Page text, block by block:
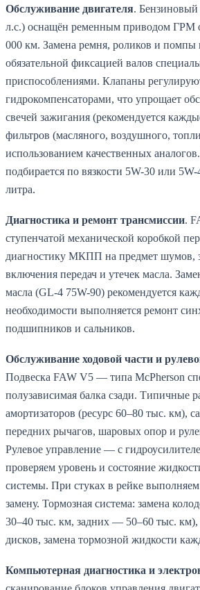
Обслуживание двигателя. Бензиновый
л.с.) оснащён ременным приводом ГРМ
000 км. Замена ремня, роликов и помпы
обязательной фиксацией валов
приспособлениями. Клапаны
гидрокомпенсаторами, что упрощает
свечей зажигания (рекомендуется
фильтров (масляного, воздушного,
использованием качественных
подбирается по вязкости 5W-30 или
литра.
Диагностика и ремонт трансмиссии.
ступенчатой механической коробкой
диагностику МКПП на предмет шумов,
включения передач и утечек масла.
масла (GL-4 75W-90) рекомендуется
необходимости выполняется ремонт
подшипников и сальников.
Обслуживание ходовой части и
Подвеска FAW V5 — типа McPherson
полузависимая балка сзади. Типичные
амортизаторов (ресурс 60–80 тыс. км),
передних рычагов, шаровых опор и
Рулевое управление — с
проверяем уровень и состояние
системы. При стуках в рейке
замену. Тормозная система: замена
30–40 тыс. км, задних — 50–60 тыс. км),
дисков, замена тормозной жидкости
Компьютерная диагностика и